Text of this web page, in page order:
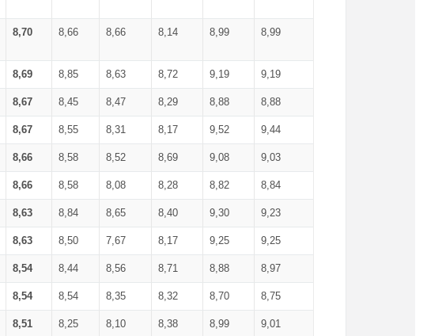
8,70 8,66 8,66 8,14 8,99 8,99
8,69 8,85 8,63 8,72 9,19 9,19
8,67 8,45 8,47 8,29 8,88 8,88
8,67 8,55 8,31 8,17 9,52 9,44
8,66 8,58 8,52 8,69 9,08 9,03
8,66 8,58 8,08 8,28 8,82 8,84
8,63 8,84 8,65 8,40 9,30 9,23
8,63 8,50 7,67 8,17 9,25 9,25
8,54 8,44 8,56 8,71 8,88 8,97
8,54 8,54 8,35 8,32 8,70 8,75
8,51 8,25 8,10 8,38 8,99 9,01